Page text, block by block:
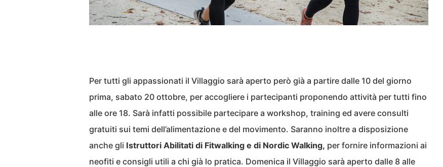
Per tutti gli appassionati il Villaggio sarà aperto però già a partire dalle 10 del giorno
prima, sabato 20 ottobre, per accogliere i partecipanti proponendo attività per tutti fino
alle ore 18. Sarà infatti possibile partecipare a workshop, training ed avere consulti
gratuiti sui temi dell’alimentazione e del movimento. Saranno inoltre a disposizione
anche gli Istruttori Abilitati di Fitwalking e di Nordic Walking, per fornire informazioni ai
neofiti e consigli utili a chi già lo pratica. Domenica il Villaggio sarà aperto dalle 8 alle